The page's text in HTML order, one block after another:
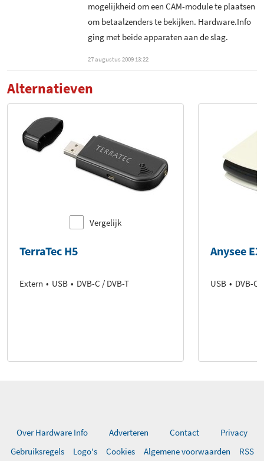
Geschikt voor H.264 HD
Gecodeerde zenders in Media
Center
BDA Driver
mogelijkheid om een CAM-module te plaatsen
om betaalzenders te bekijken. Hardware.Info
ging met beide apparaten aan de slag.
27 augustus 2009 13:22
Alternatieven
Vergelijk
TerraTec H5
Extern USB DVB-C / DVB-T
Anysee
USB DVB-C
Over Hardware Info Adverteren Contact
Privacy
Gebruiksregels
Logo's Cookies Algemene voorwaarden RSS